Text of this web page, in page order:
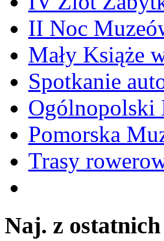
II Noc
Mały Książe
Spotkanie
Ogólnopolski
Pomorska
Trasy
Naj. z